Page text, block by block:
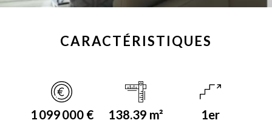
CARACTÉRISTIQUES
1 099 000 € 138.39 m² 1er